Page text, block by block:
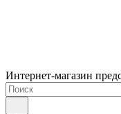
Интернет-магазин